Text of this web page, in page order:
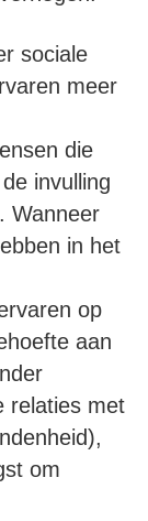
sociale
meer
die
invulling
Wanneer
in het
op
aan
relaties met
om